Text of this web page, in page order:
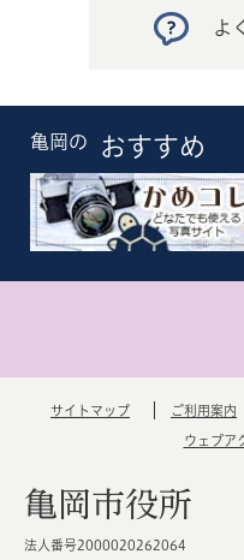
よ
亀岡の おすすめ
サイトマップ ご利用案内
ウェブア
亀岡市役所
法人番号2000020262064